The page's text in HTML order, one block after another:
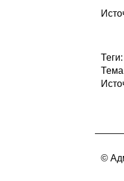
Теги:
©